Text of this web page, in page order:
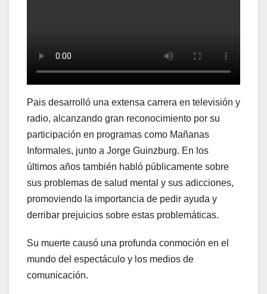
Pais desarrolló una extensa carrera en televisión y
radio, alcanzando gran reconocimiento por su
participación en programas como Mañanas
Informales, junto a Jorge Guinzburg. En los
últimos años también habló públicamente sobre
sus problemas de salud mental y sus adicciones,
promoviendo la importancia de pedir ayuda y
derribar prejuicios sobre estas problemáticas.
Su muerte causó una profunda conmoción en el
mundo del espectáculo y los medios de
comunicación.